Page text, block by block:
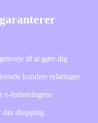
til at gøre dig
kunders erfaringer
e-forretningens
shopping.